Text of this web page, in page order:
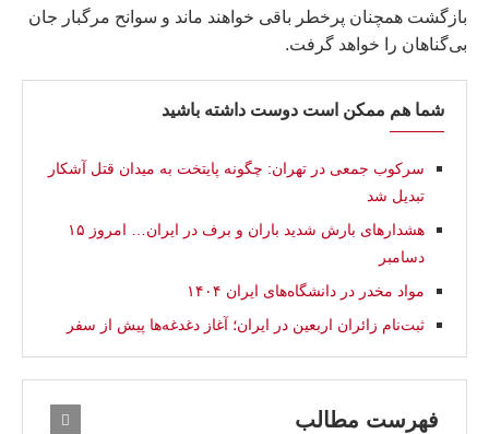
بازگشت همچنان پرخطر باقی خواهند ماند و سوانح مرگبار جان
بی‌گناهان را خواهد گرفت.
شما هم ممکن است دوست داشته باشید
سرکوب جمعی در تهران: چگونه پایتخت به میدان قتل آشکار
تبدیل شد
هشدارهاى بارش شدید باران و برف در ایران… امروز ۱۵
دسامبر
مواد مخدر در دانشگاه‌های ایران ۱۴۰۴
ثبت‌نام زائران اربعین در ایران؛ آغاز دغدغه‌ها پیش از سفر
فهرست مطالب